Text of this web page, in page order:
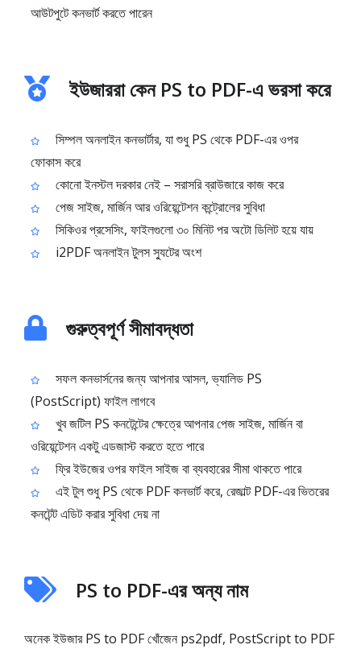
আউটপুটে কনভার্ট করতে পারেন
ইউজাররা কেন PS to PDF-এ ভরসা করে
সিম্পল অনলাইন কনভার্টার, যা শুধু PS থেকে PDF-এর ওপর
ফোকাস করে
কোনো ইনস্টল দরকার নেই – সরাসরি ব্রাউজারে কাজ করে
পেজ সাইজ, মার্জিন আর ওরিয়েন্টেশন কন্ট্রোলের সুবিধা
সিকিওর প্রসেসিং, ফাইলগুলো ৩০ মিনিট পর অটো ডিলিট হয়ে যায়
i2PDF অনলাইন টুলস স্যুটের অংশ
গুরুত্বপূর্ণ সীমাবদ্ধতা
সফল কনভার্সনের জন্য আপনার আসল, ভ্যালিড PS
(PostScript) ফাইল লাগবে
খুব জটিল PS কনটেন্টের ক্ষেত্রে আপনার পেজ সাইজ, মার্জিন বা
ওরিয়েন্টেশন একটু এডজাস্ট করতে হতে পারে
ফ্রি ইউজের ওপর ফাইল সাইজ বা ব্যবহারের সীমা থাকতে পারে
এই টুল শুধু PS থেকে PDF কনভার্ট করে, রেজাল্ট PDF-এর ভিতরের
কনটেন্ট এডিট করার সুবিধা দেয় না
PS to PDF-এর অন্য নাম
অনেক ইউজার PS to PDF খোঁজেন ps2pdf, PostScript to PDF